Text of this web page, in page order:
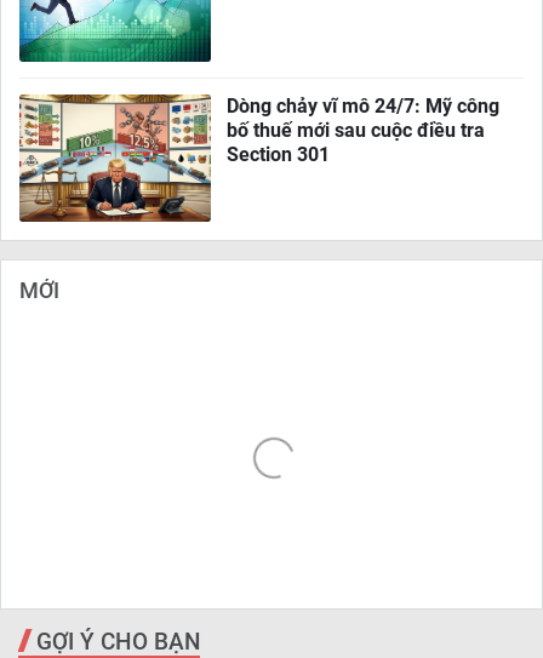
Dòng chảy vĩ mô 24/7: Mỹ công
bố thuế mới sau cuộc điều tra
Section 301
MỚI
GỢI Ý CHO BẠN